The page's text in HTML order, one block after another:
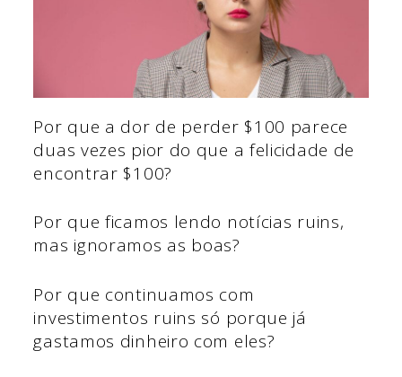
Por que a dor de perder $100 parece
duas vezes pior do que a felicidade de
encontrar $100?
Por que ficamos lendo notícias ruins,
mas ignoramos as boas?
Por que continuamos com
investimentos ruins só porque já
gastamos dinheiro com eles?